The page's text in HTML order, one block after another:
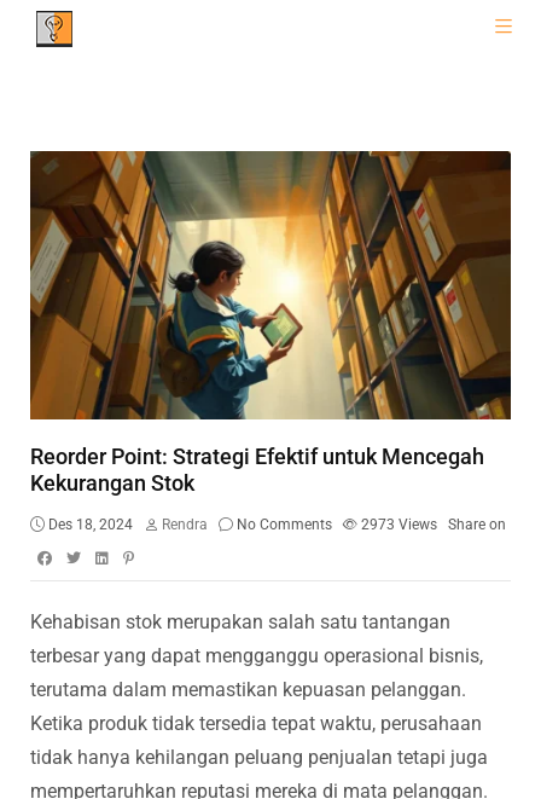
Reorder Point: Strategi Efektif untuk Mencegah
Kekurangan Stok
Des 18, 2024 Rendra No Comments 2973 Views Share on
Kehabisan stok merupakan salah satu tantangan
terbesar yang dapat mengganggu operasional bisnis,
terutama dalam memastikan kepuasan pelanggan.
Ketika produk tidak tersedia tepat waktu, perusahaan
tidak hanya kehilangan peluang penjualan tetapi juga
mempertaruhkan reputasi mereka di mata pelanggan.